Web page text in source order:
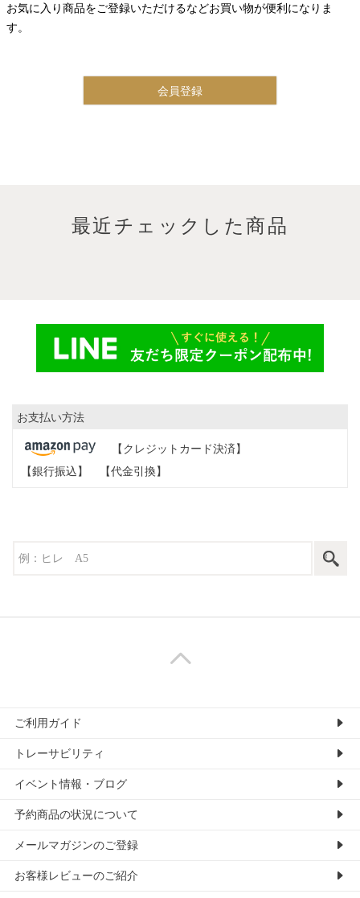
お気に入り商品をご登録いただけるなどお買い物が便利になりま
す。
会員登録
最近チェックした商品
お支払い方法
【クレジットカード決済】
【銀行振込】
【代金引換】
ご利用ガイド
トレーサビリティ
イベント情報・ブログ
予約商品の状況について
メールマガジンのご登録
お客様レビューのご紹介